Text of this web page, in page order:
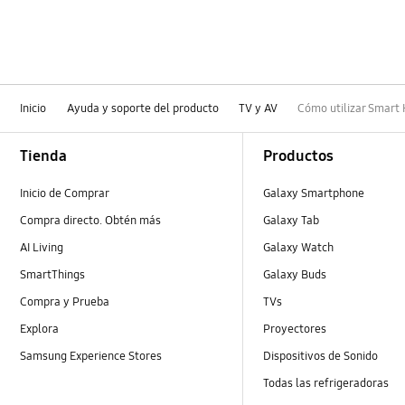
Inicio Ayuda y soporte del producto TV y AV Cómo utilizar Smart
Tienda
Inicio de Comprar
Compra directo. Obtén más
AI Living
SmartThings
Compra y Prueba
Explora
Samsung Experience Stores
Productos
Galaxy Smartphone
Galaxy Tab
Galaxy Watch
Galaxy Buds
TVs
Proyectores
Dispositivos de Sonido
Todas las refrigeradoras